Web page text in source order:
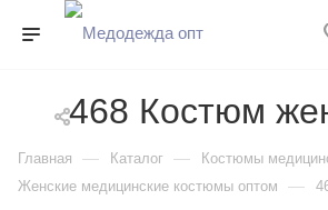
468 Костюм
Главная — Каталог — Костюмы
Женские медицинские костюмы оптом —